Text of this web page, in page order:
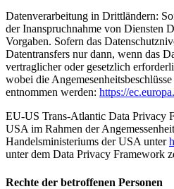
Datenverarbeitung in Drittländern:
der Inanspruchnahme von Diensten
Vorgaben. Sofern das
Datentransfers nur dann, wenn das
vertraglicher oder gesetzlich
wobei die
entnommen werden: https://
EU-US Trans-Atlantic Data Privacy
USA im Rahmen der
Handelsministeriums der USA unter
unter dem Data Privacy Framework
Rechte der betroffenen Personen